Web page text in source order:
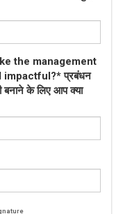
the management
प्रबंधन
बनाने के लिए आप क्या